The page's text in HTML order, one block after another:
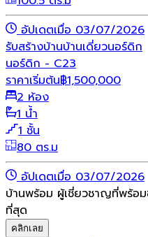
อัปเดตเมื่อ 03/07/2026
รับสร้างบ้านบ้านเดี่ยวนอร์ดิก
นอร์ดิก - C23
ราคาเริ่มต้น฿1,500,000
2 ห้อง
1 น้ำ
1 ชั้น
80 ตร.ม
อัปเดตเมื่อ 03/07/2026
บ้านพร้อม ผู้เชี่ยวชาญที่พร้อ
ที่สุด
คลิกเลย